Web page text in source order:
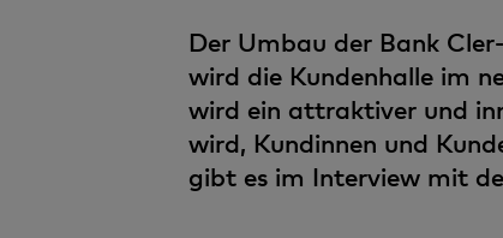
Der Umbau der Bank
wird die Kundenhalle im
wird ein attraktiver und
wird, Kundinnen und
gibt es im Interview mit